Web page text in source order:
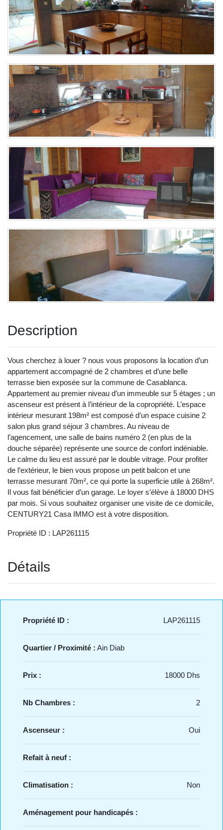
Description
Vous cherchez à louer ? nous vous proposons la location d’un
appartement accompagné de 2 chambres et d’une belle
terrasse bien exposée sur la commune de Casablanca.
Appartement au premier niveau d’un immeuble sur 5 étages ; un
ascenseur est présent à l’intérieur de la copropriété. L’espace
intérieur mesurant 198m² est composé d’un espace cuisine 2
salon plus grand séjour 3 chambres. Au niveau de
l’agencement, une salle de bains numéro 2 (en plus de la
douche séparée) représente une source de confort indéniable.
Le calme du lieu est assuré par le double vitrage. Pour profiter
de l’extérieur, le bien vous propose un petit balcon et une
terrasse mesurant 70m², ce qui porte la superficie utile à 268m².
Il vous fait bénéficier d’un garage. Le loyer s’élève à 18000 DHS
par mois. Si vous souhaitez organiser une visite de ce domicile,
CENTURY21 Casa IMMO est à votre disposition.
Propriété ID : LAP261115
Détails
Propriété ID : LAP261115
Quartier / Proximité : Ain Diab
Prix : 18000 Dhs
Nb Chambres : 2
Ascenseur : Oui
Refait à neuf :
Climatisation : Non
Aménagement pour handicapés :